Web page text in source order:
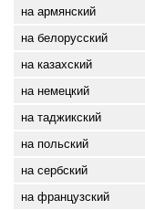
на армянский
на белорусский
на казахский
на немецкий
на таджикский
на польский
на сербский
на французский